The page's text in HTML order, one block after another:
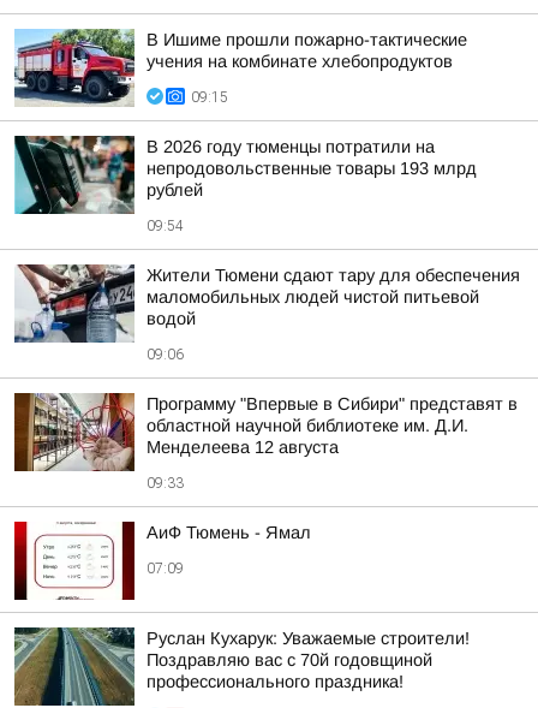
В Ишиме прошли пожарно-тактические
учения на комбинате хлебопродуктов
09:15
В 2026 году тюменцы потратили на
непродовольственные товары 193 млрд
рублей
09:54
Жители Тюмени сдают тару для обеспечения
маломобильных людей чистой питьевой
водой
09:06
Программу "Впервые в Сибири" представят в
областной научной библиотеке им. Д.И.
Менделеева 12 августа
09:33
АиФ Тюмень - Ямал
07:09
Руслан Кухарук: Уважаемые строители!
Поздравляю вас с 70й годовщиной
профессионального праздника!